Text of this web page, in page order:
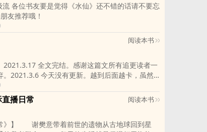
选择了不告而别。转学后，靳晨弃理归文，首次登
，班里来了位同样理转文的学霸插班生，随手拿
字，对吃瓜群众轻笑开口。“我来给你们讲讲，
事。”-戚明雨 X 靳晨理性腹黑·全能酷盖·动手之前
·家财万贯·一言不合就买下来·少爷受内容标签：
校园 搜索关键字：主角：戚明雨，靳晨一句
殴。立意：保持热忱，勇敢向上，将成长道路上的
荐哦！
不要忘
友推荐哦！
阅读本书
2021.3.17 全文完结。感谢这篇文所有追更读者一
。2021.3.6 今天没有更新。越到后面越卡，虽然
天都不用等。2020.12.09，因为最近突如其来签
写番外。丁香花预计会在17号左右恢复更新。写在
纯属虚构，如与现实存在雷同，实属巧合。本文年
服务，请勿深究。排雷：攻青少年时代变态且三
冷变态攻 x 假聪明真纯情乐天善良受丁郁青的竹马
播日常 阅读本书
》】 谢樊意带着前世的遗物从古地球回到星